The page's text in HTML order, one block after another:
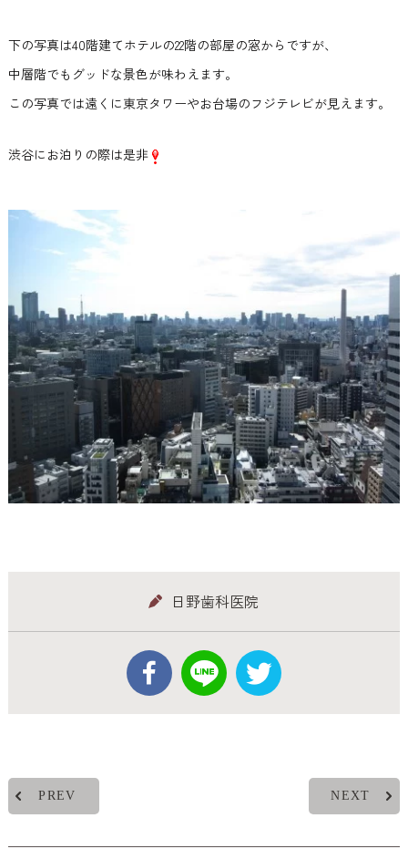
下の写真は40階建てホテルの22階の部屋の窓からですが、
中層階でもグッドな景色が味わえます。
この写真では遠くに東京タワーやお台場のフジテレビが見えます。
渋谷にお泊りの際は是非
日野歯科医院
PREV NEXT